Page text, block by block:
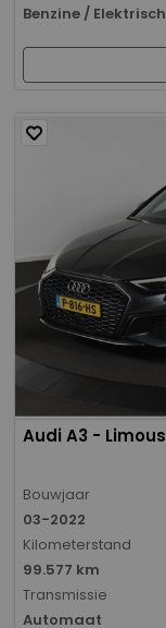
Benzine / Elektrisch
Audi A3 -
Bouwjaar
03-2022
Kilometerstand
99.577 km
Transmissie
Automaat